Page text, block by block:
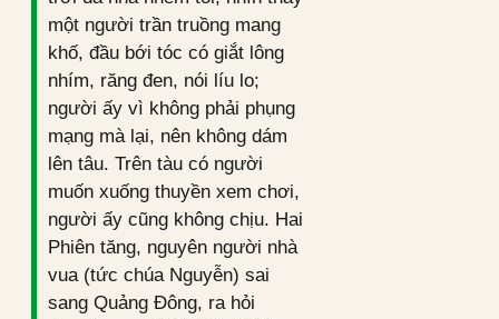
một người trần truồng mang
khố, đầu bới tóc có giắt lông
nhím, răng đen, nói líu lo;
người ấy vì không phải phụng
mạng mà lại, nên không dám
lên tâu. Trên tàu có người
muốn xuống thuyền xem chơi,
người ấy cũng không chịu. Hai
Phiên tăng, nguyên người nhà
vua (tức chúa Nguyễn) sai
sang Quảng Đông, ra hỏi